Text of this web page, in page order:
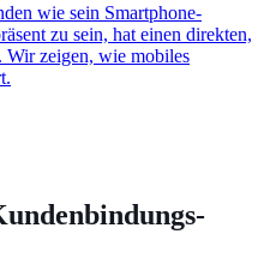
wie sein Smartphone-
zu sein, hat einen direkten,
Wir zeigen, wie mobiles